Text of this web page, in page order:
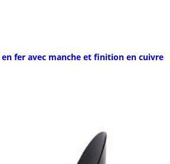
fer avec manche et finition en cuivre